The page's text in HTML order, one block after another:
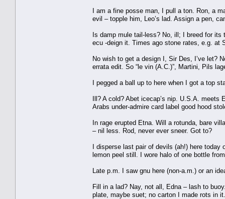
I am a fine posse man, I pull a ton. Ron, a
evil – topple him, Leo’s lad. Assign a pen,
Is damp mule tail-less? No, ill; I breed for its
ecu -deign it. Times ago stone rates, e.g. at
No wish to get a design I, Sir Des, I’ve let?
errata edit. So “le vin (A.C.)”, Martini, Pils
I pegged a ball up to here when I got a top
Ill? A cold? Abet icecap’s nip. U.S.A.
Arabs under-admire card label good hood
In rage erupted Etna. Will a rotunda, bare
– nil less. Rod, never ever sneer. Got to?
I disperse last pair of devils (ah!) here today
lemon peel still. I wore halo of one bottle
Late p.m. I saw gnu here (non-a.m.) or an
Fill in a lad? Nay, not all, Edna – lash to
plate, maybe suet; no carton I made rots in it.